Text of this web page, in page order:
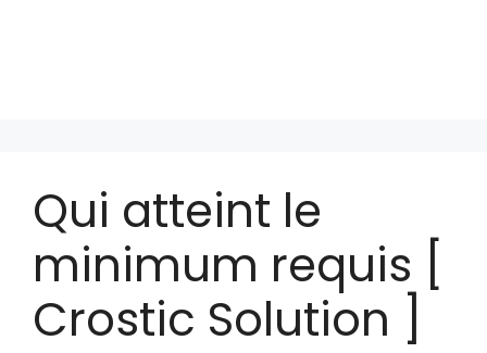
Qui atteint le
minimum requis [
Crostic Solution ]